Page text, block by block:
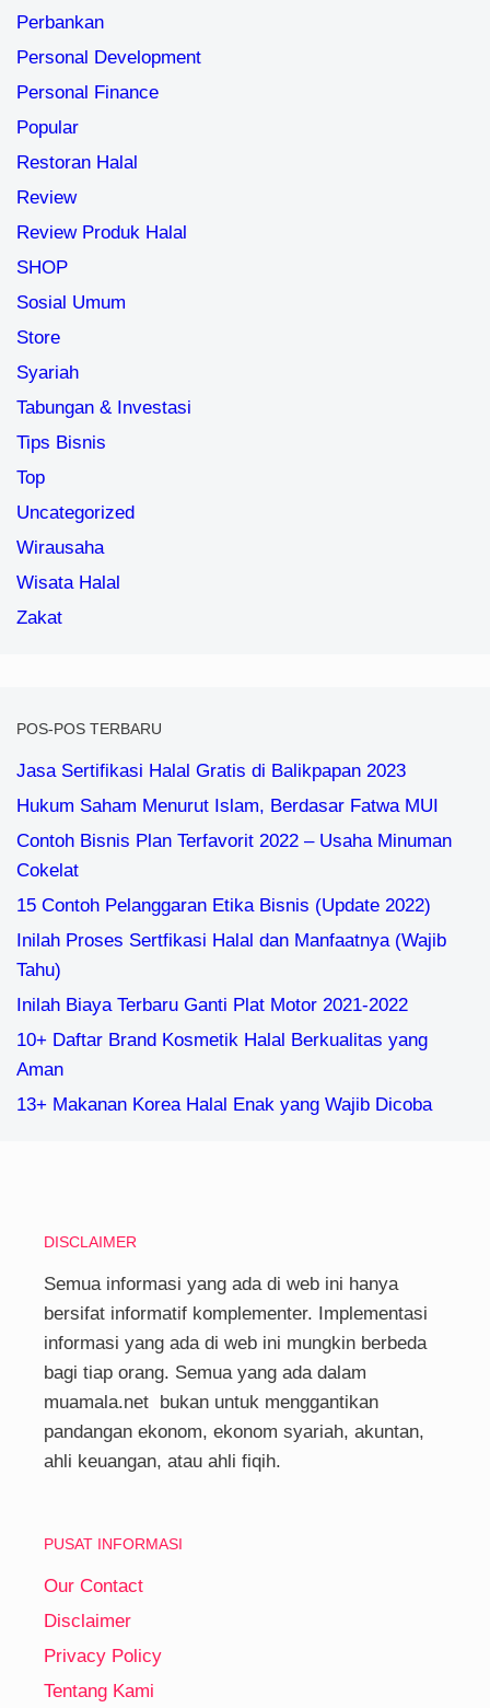
Perbankan
Personal Development
Personal Finance
Popular
Restoran Halal
Review
Review Produk Halal
SHOP
Sosial Umum
Store
Syariah
Tabungan & Investasi
Tips Bisnis
Top
Uncategorized
Wirausaha
Wisata Halal
Zakat
POS-POS TERBARU
Jasa Sertifikasi Halal Gratis di Balikpapan 2023
Hukum Saham Menurut Islam, Berdasar Fatwa MUI
Contoh Bisnis Plan Terfavorit 2022 – Usaha Minuman
Cokelat
15 Contoh Pelanggaran Etika Bisnis (Update 2022)
Inilah Proses Sertfikasi Halal dan Manfaatnya (Wajib
Tahu)
Inilah Biaya Terbaru Ganti Plat Motor 2021-2022
10+ Daftar Brand Kosmetik Halal Berkualitas yang
Aman
13+ Makanan Korea Halal Enak yang Wajib Dicoba
DISCLAIMER
Semua informasi yang ada di web ini hanya
bersifat informatif komplementer. Implementasi
informasi yang ada di web ini mungkin berbeda
bagi tiap orang. Semua yang ada dalam
muamala.net bukan untuk menggantikan
pandangan ekonom, ekonom syariah, akuntan,
ahli keuangan, atau ahli fiqih.
PUSAT INFORMASI
Our Contact
Disclaimer
Privacy Policy
Tentang Kami